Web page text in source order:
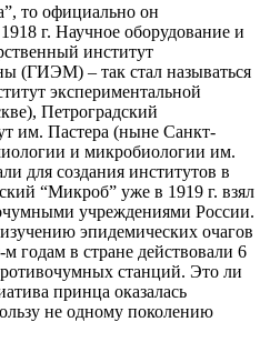
то официально он
г. Научное оборудование и
институт
(ГИЭМ) – так стал называться
экспериментальной
Петроградский
им. Пастера (ныне Санкт-
и микробиологии им.
для создания институтов в
“Микроб” уже в 1919 г. взял
учреждениями России.
эпидемических очагов
годам в стране действовали 6
станций. Это ли
принца оказалась
не одному поколению